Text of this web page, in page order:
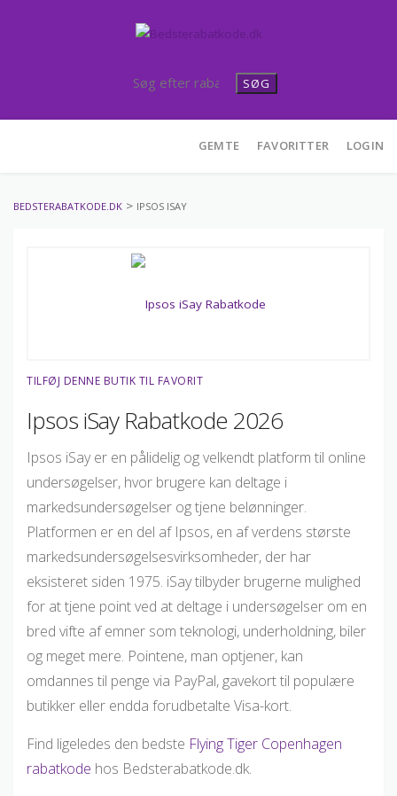
SØG
GEMTE FAVORITTER LOGIN
BEDSTERABATKODE.DK > IPSOS ISAY
TILFØJ DENNE BUTIK TIL FAVORIT
Ipsos iSay Rabatkode 2026
Ipsos iSay er en pålidelig og velkendt platform til online
undersøgelser, hvor brugere kan deltage i
markedsundersøgelser og tjene belønninger.
Platformen er en del af Ipsos, en af verdens største
markedsundersøgelsesvirksomheder, der har
eksisteret siden 1975. iSay tilbyder brugerne mulighed
for at tjene point ved at deltage i undersøgelser om en
bred vifte af emner som teknologi, underholdning, biler
og meget mere. Pointene, man optjener, kan
omdannes til penge via PayPal, gavekort til populære
butikker eller endda forudbetalte Visa-kort.
Find ligeledes den bedste Flying Tiger Copenhagen
rabatkode hos Bedsterabatkode.dk.